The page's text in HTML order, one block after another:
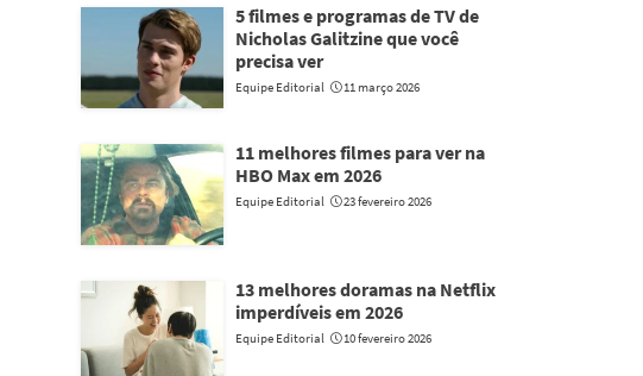
5 filmes e programas de TV de
Nicholas Galitzine que você
precisa ver
Equipe Editorial 11 março 2026
11 melhores filmes para ver na
HBO Max em 2026
Equipe Editorial 23 fevereiro 2026
13 melhores doramas na Netflix
imperdíveis em 2026
Equipe Editorial 10 fevereiro 2026